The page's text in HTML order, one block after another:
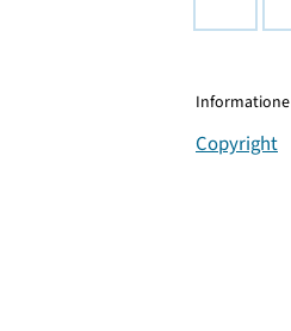
Copyright